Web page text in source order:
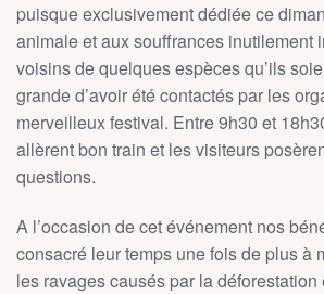
puisque exclusivement dédiée ce
animale et aux souffrances inutilement
voisins de quelques espèces qu’ils
grande d’avoir été contactés par les
merveilleux festival. Entre 9h30 et
allèrent bon train et les visiteurs
questions.
A l’occasion de cet événement nos
consacré leur temps une fois de plus à
les ravages causés par la déforestation